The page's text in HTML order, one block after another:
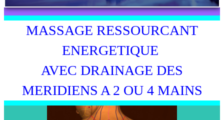
MASSAGE RESSOURCANT
ENERGETIQUE
AVEC DRAINAGE DES
MERIDIENS A 2 OU 4 MAINS